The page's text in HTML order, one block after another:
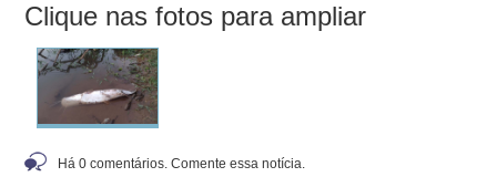
Clique nas fotos para ampliar
Há 0 comentários. Comente essa notícia.